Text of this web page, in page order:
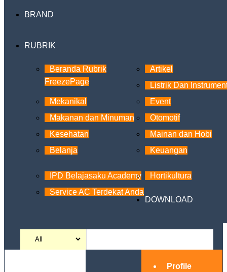
BRAND
RUBRIK
Beranda Rubrik
FreezePage
Artikel
Listrik Dan
Mekanikal
Event
Makanan dan Minuman
Otomotif
Kesehatan
Mainan dan Hobi
Belanja
Keuangan
IPD Belajasaku Academy
Hortikultura
Service AC Terdekat Anda
DOWNLOAD
Profile